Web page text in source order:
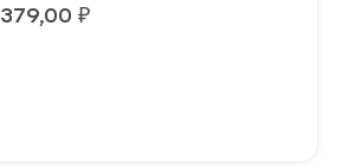
379,00 ₽Диапазон